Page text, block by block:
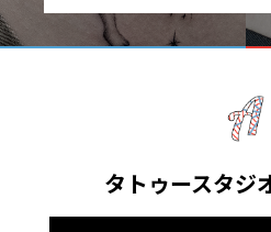
タトゥースタ